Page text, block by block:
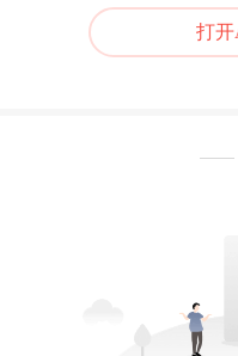
打开